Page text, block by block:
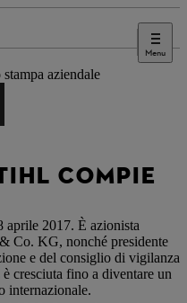
Menu
aziendale
COMPIE
aprile 2017. È azionista
Co. KG, nonché presidente
e del consiglio di vigilanza
cresciuta fino a diventare un
internazionale.